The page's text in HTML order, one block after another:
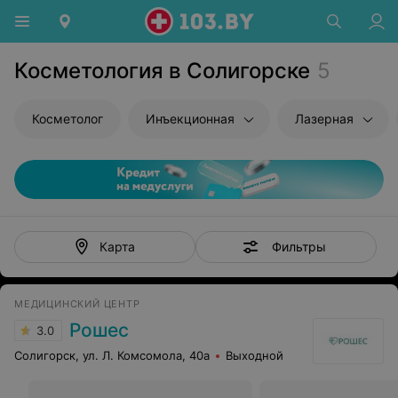
Косметология в Солигорске 5
Косметолог Инъекционная Лазерная
Карта Фильтры
МЕДИЦИНСКИЙ ЦЕНТР
3.0 Рошес
Солигорск, ул. Л. Комсомола, 40а Выходной